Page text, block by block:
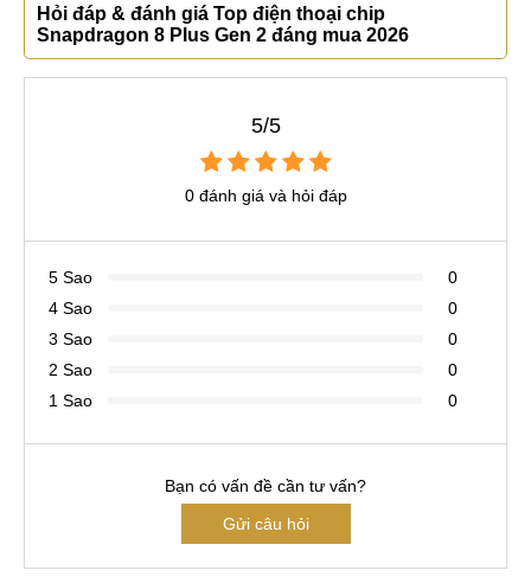
Hỏi đáp & đánh giá Top điện thoại chip
Snapdragon 8 Plus Gen 2 đáng mua 2026
5/5
0 đánh giá và hỏi đáp
5 Sao
0
4 Sao
0
3 Sao
0
2 Sao
0
1 Sao
0
Bạn có vấn đề cần tư vấn?
Gửi câu hỏi